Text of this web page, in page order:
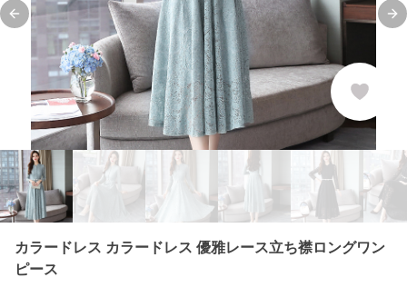
Previous slide
カラードレス カラードレス 優雅レース立ち襟ロングワン
ピース